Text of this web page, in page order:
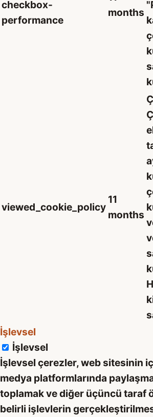
checkbox-
performance
months
viewed_cookie_policy
11
months
İşlevsel
İşlevsel
İşlevsel çerezler, web sitesinin
medya platformlarında
toplamak ve diğer üçüncü taraf
belirli işlevlerin